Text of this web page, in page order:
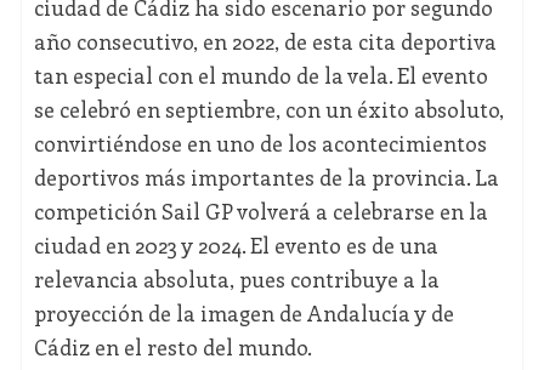
ciudad de Cádiz ha sido escenario por segundo
año consecutivo, en 2022, de esta cita deportiva
tan especial con el mundo de la vela. El evento
se celebró en septiembre, con un éxito absoluto,
convirtiéndose en uno de los acontecimientos
deportivos más importantes de la provincia. La
competición Sail GP volverá a celebrarse en la
ciudad en 2023 y 2024. El evento es de una
relevancia absoluta, pues contribuye a la
proyección de la imagen de Andalucía y de
Cádiz en el resto del mundo.